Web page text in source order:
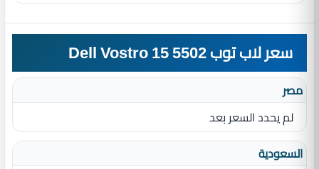
سعر لاب توب Dell Vostro 15 5502
مصر
لم يحدد السعر بعد
السعودية